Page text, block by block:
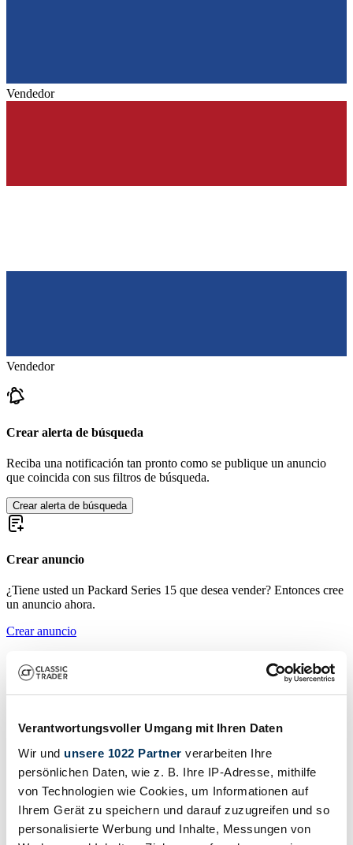
Verantwortungsvoller Umgang mit Ihren Daten
Wir und unsere 1022 Partner verarbeiten Ihre
persönlichen Daten, wie z. B. Ihre IP-Adresse, mithilfe
von Technologien wie Cookies, um Informationen auf
Ihrem Gerät zu speichern und darauf zuzugreifen und so
personalisierte Werbung und Inhalte, Messungen von
Vendedor
Vendedor
Crear alerta de búsqueda
Reciba una notificación tan pronto como se publique un anuncio
que coincida con sus filtros de búsqueda.
Crear alerta de búsqueda
Crear anuncio
¿Tiene usted un Packard Series 15 que desea vender? Entonces cree
un anuncio ahora.
Crear anuncio
Packard models
Packard Custom Eight
Packard One-Twenty
Packard Six
Packard Standard Eight
Packard Twin-Six
Packard Series 15 Vehículos clásicos: